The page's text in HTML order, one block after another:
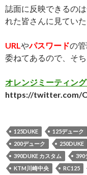
誌面に反映できるの
れた皆さんに見てい
URLやパスワードの
委ねてあるので、そ
オレンジミーティン
https://twitter.com/
125DUKE 125デューク
200デューク
250DUKE
390DUKE カスタム
390
KTM川崎中央
RC125